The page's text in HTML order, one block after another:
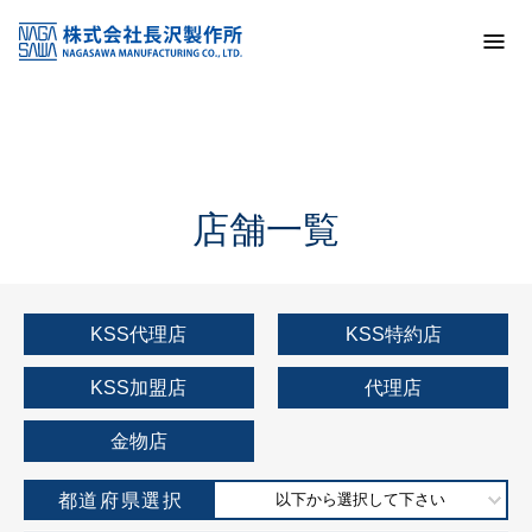
KSS加盟店・取扱店情報
店舗一覧
店舗一覧
KSS代理店 KSS特約店
KSS加盟店 代理店
金物店
都道府県選択 以下から選択して下さい